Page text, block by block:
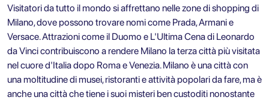
Visitatori da tutto il mondo si affrettano nelle zone di shopping di
Milano, dove possono trovare nomi come Prada, Armani e
Versace. Attrazioni come il Duomo e L'Ultima Cena di Leonardo
da Vinci contribuiscono a rendere Milano la terza città più visitata
nel cuore d'Italia dopo Roma e Venezia. Milano è una città con
una moltitudine di musei, ristoranti e attività popolari da fare, ma è
anche una città che tiene i suoi misteri ben custoditi nonostante